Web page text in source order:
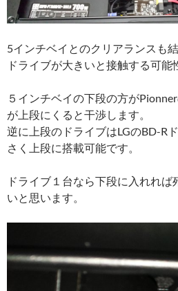
5インチベイとのクリアランスも
ドライブが大きいと接触する可能
５インチベイの下段の方が
が上段にくると干渉します。
逆に上段のドライブはLGのBD-R
さく上段に搭載可能です。
ドライブ１台なら下段に入れれ
いと思います。